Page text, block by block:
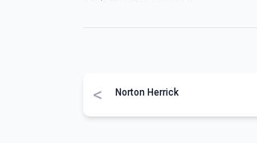
< Norton Herrick